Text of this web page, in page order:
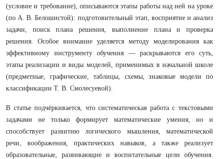
(условие и требование), описываются этапы работы над ней на уроке
(по А. В. Белошистой): подготовительный этап, восприятие и анализ
задачи, поиск плана решения, выполнение плана и проверка
решения. Особое внимание уделяется методу моделирования как
эффективному инструменту обучения — раскрываются его суть,
этапы реализации и виды моделей, применимых в начальной школе
(предметные, графические, таблицы, схемы, знаковые модели по
классификации Т. В. Смолесуевой).
В статье подчёркивается, что систематическая работа с текстовыми
задачами не только формирует математические умения, но и
способствует развитию логического мышления, математической
речи, воображения, практических навыков, а также реализует
образовательные, развивающие и воспитательные цели обучения.